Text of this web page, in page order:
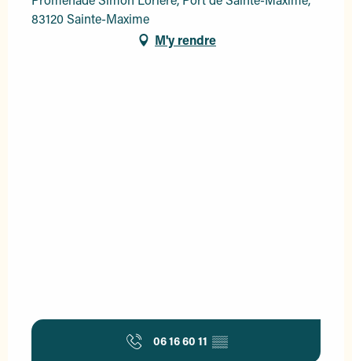
83120 Sainte-Maxime
M'y rendre
06 16 60 11 ▒▒